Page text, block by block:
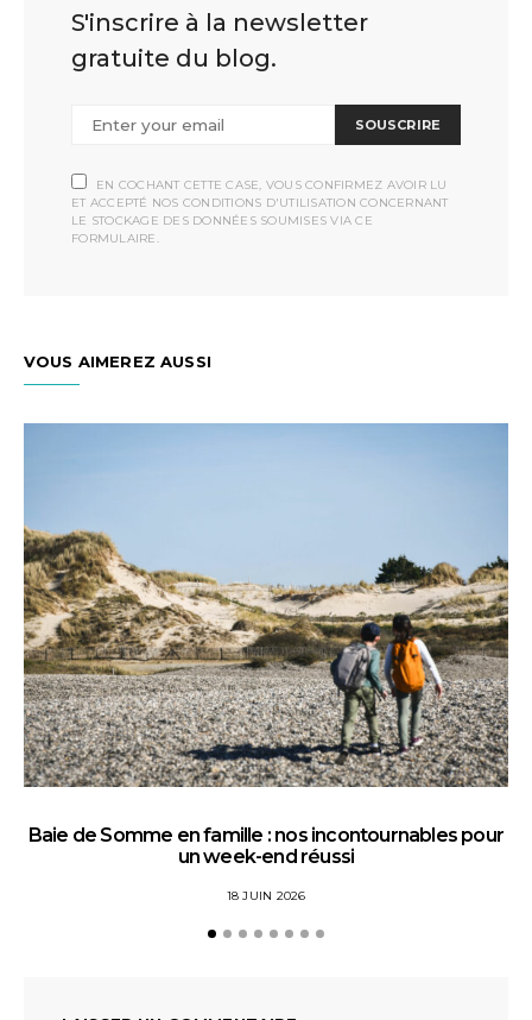
S'inscrire à la newsletter
gratuite du blog.
SOUSCRIRE
EN COCHANT CETTE CASE, VOUS CONFIRMEZ AVOIR LU
ET ACCEPTÉ NOS CONDITIONS D'UTILISATION CONCERNANT
LE STOCKAGE DES DONNÉES SOUMISES VIA CE
FORMULAIRE.
VOUS AIMEREZ AUSSI
Baie de Somme en famille : nos incontournables pour
un week-end réussi
18 JUIN 2026